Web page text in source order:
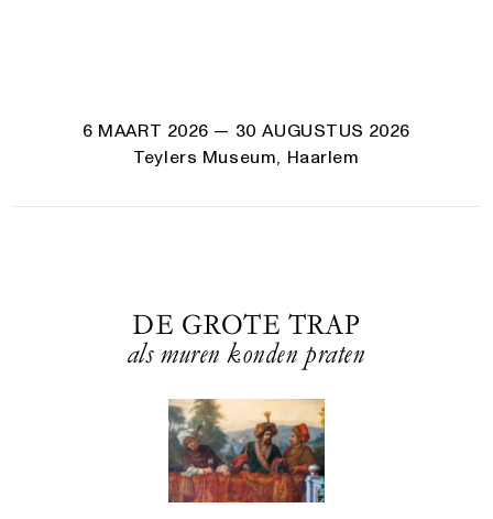
6 MAART 2026 — 30 AUGUSTUS 2026
Teylers Museum, Haarlem
DE GROTE TRAP
als muren konden praten